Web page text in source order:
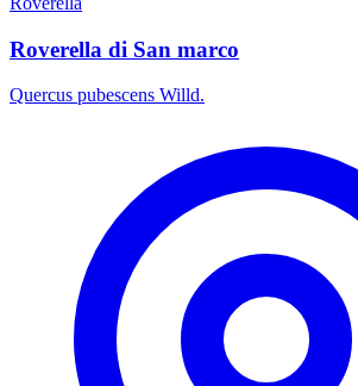
Roverella di San marco
Quercus pubescens Willd.